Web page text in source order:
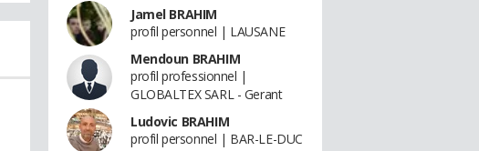
Jamel BRAHIM
profil personnel | LAUSANE
Mendoun BRAHIM
profil professionnel |
GLOBALTEX SARL - Gerant
Ludovic BRAHIM
profil personnel | BAR-LE-DUC